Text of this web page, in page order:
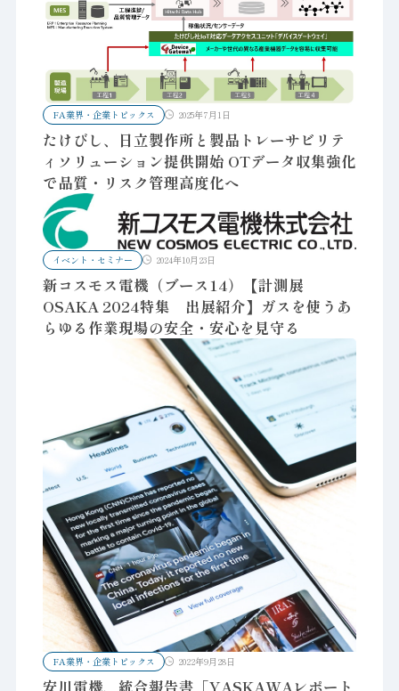
FA業界・企業トピックス 2025年7月1日
たけびし、日立製作所と製品トレーサビリテ
ィソリューション提供開始 OTデータ収集強化
で品質・リスク管理高度化へ
イベント・セミナー 2024年10月23日
新コスモス電機（ブース14）【計測展
OSAKA 2024特集 出展紹介】ガスを使うあ
らゆる作業現場の安全・安心を見守る
FA業界・企業トピックス 2022年9月28日